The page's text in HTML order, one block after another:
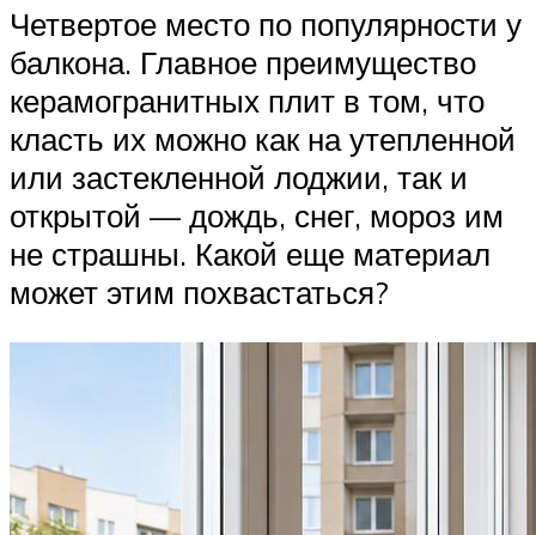
Четвертое место по популярности у
балкона. Главное преимущество
керамогранитных плит в том, что
класть их можно как на утепленной
или застекленной лоджии, так и
открытой — дождь, снег, мороз им
не страшны. Какой еще материал
может этим похвастаться?